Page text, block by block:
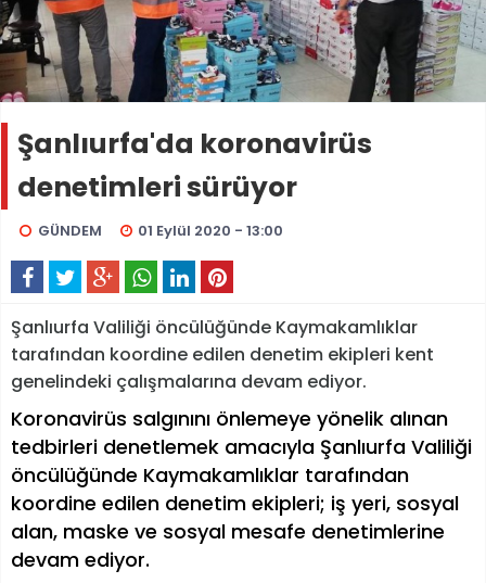
Şanlıurfa'da koronavirüs
denetimleri sürüyor
GÜNDEM 01 Eylül 2020 - 13:00
Şanlıurfa Valiliği öncülüğünde Kaymakamlıklar
tarafından koordine edilen denetim ekipleri kent
genelindeki çalışmalarına devam ediyor.
Koronavirüs salgınını önlemeye yönelik alınan
tedbirleri denetlemek amacıyla Şanlıurfa Valiliği
öncülüğünde Kaymakamlıklar tarafından
koordine edilen denetim ekipleri; iş yeri, sosyal
alan, maske ve sosyal mesafe denetimlerine
devam ediyor.